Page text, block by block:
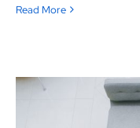
Read More